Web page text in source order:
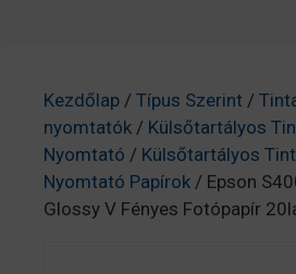
Kezdőlap / Típus Szerint /
nyomtatók / Külsőtartályos
Nyomtató / Külsőtartályos
Nyomtató Papírok / Epson
Glossy V Fényes Fotópapír